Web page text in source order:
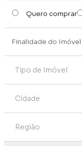
Quero comprar
Tipo de Imóvel
Cidade
Região